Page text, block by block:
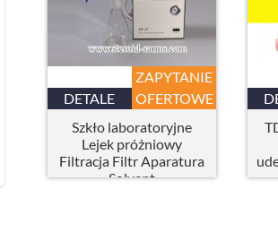
DETALE
ZAPYTANIE
OFERTOWE
Szkło laboratoryjne
Lejek próżniowy
Filtracja Filtr Aparatura
Solvent